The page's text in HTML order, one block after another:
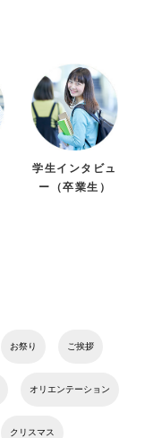
学生インタビュ
ー（卒業生）
お祭り ご挨拶
オリエンテーション
クリスマス